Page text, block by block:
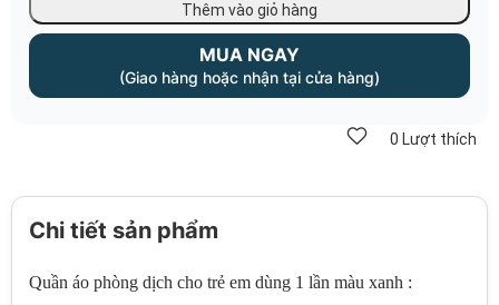
Thêm vào giỏ hàng
MUA NGAY
(Giao hàng hoặc nhận tại cửa hàng)
0 Lượt thích
Chi tiết sản phẩm
Quần áo phòng dịch cho trẻ em dùng 1 lần màu xanh :